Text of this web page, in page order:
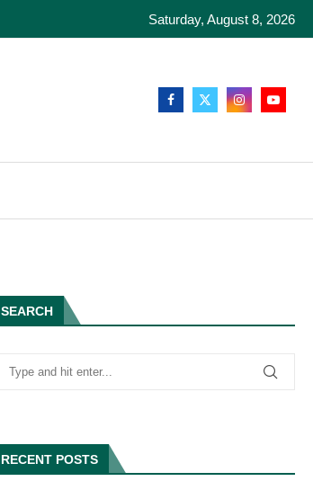
Saturday, August 8, 2026
SEARCH
RECENT POSTS